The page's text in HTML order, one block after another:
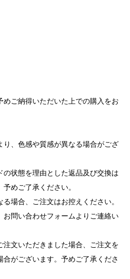
ご納得いただいた上での購入をお
り、色感や質感が異なる場合がござ
の状態を理由とした返品及び交換は
めご了承ください。
場合、ご注文はお控えください。
問い合わせフォームよりご連絡い
文いただきました場合、ご注文を
がございます。予めご了承くださ